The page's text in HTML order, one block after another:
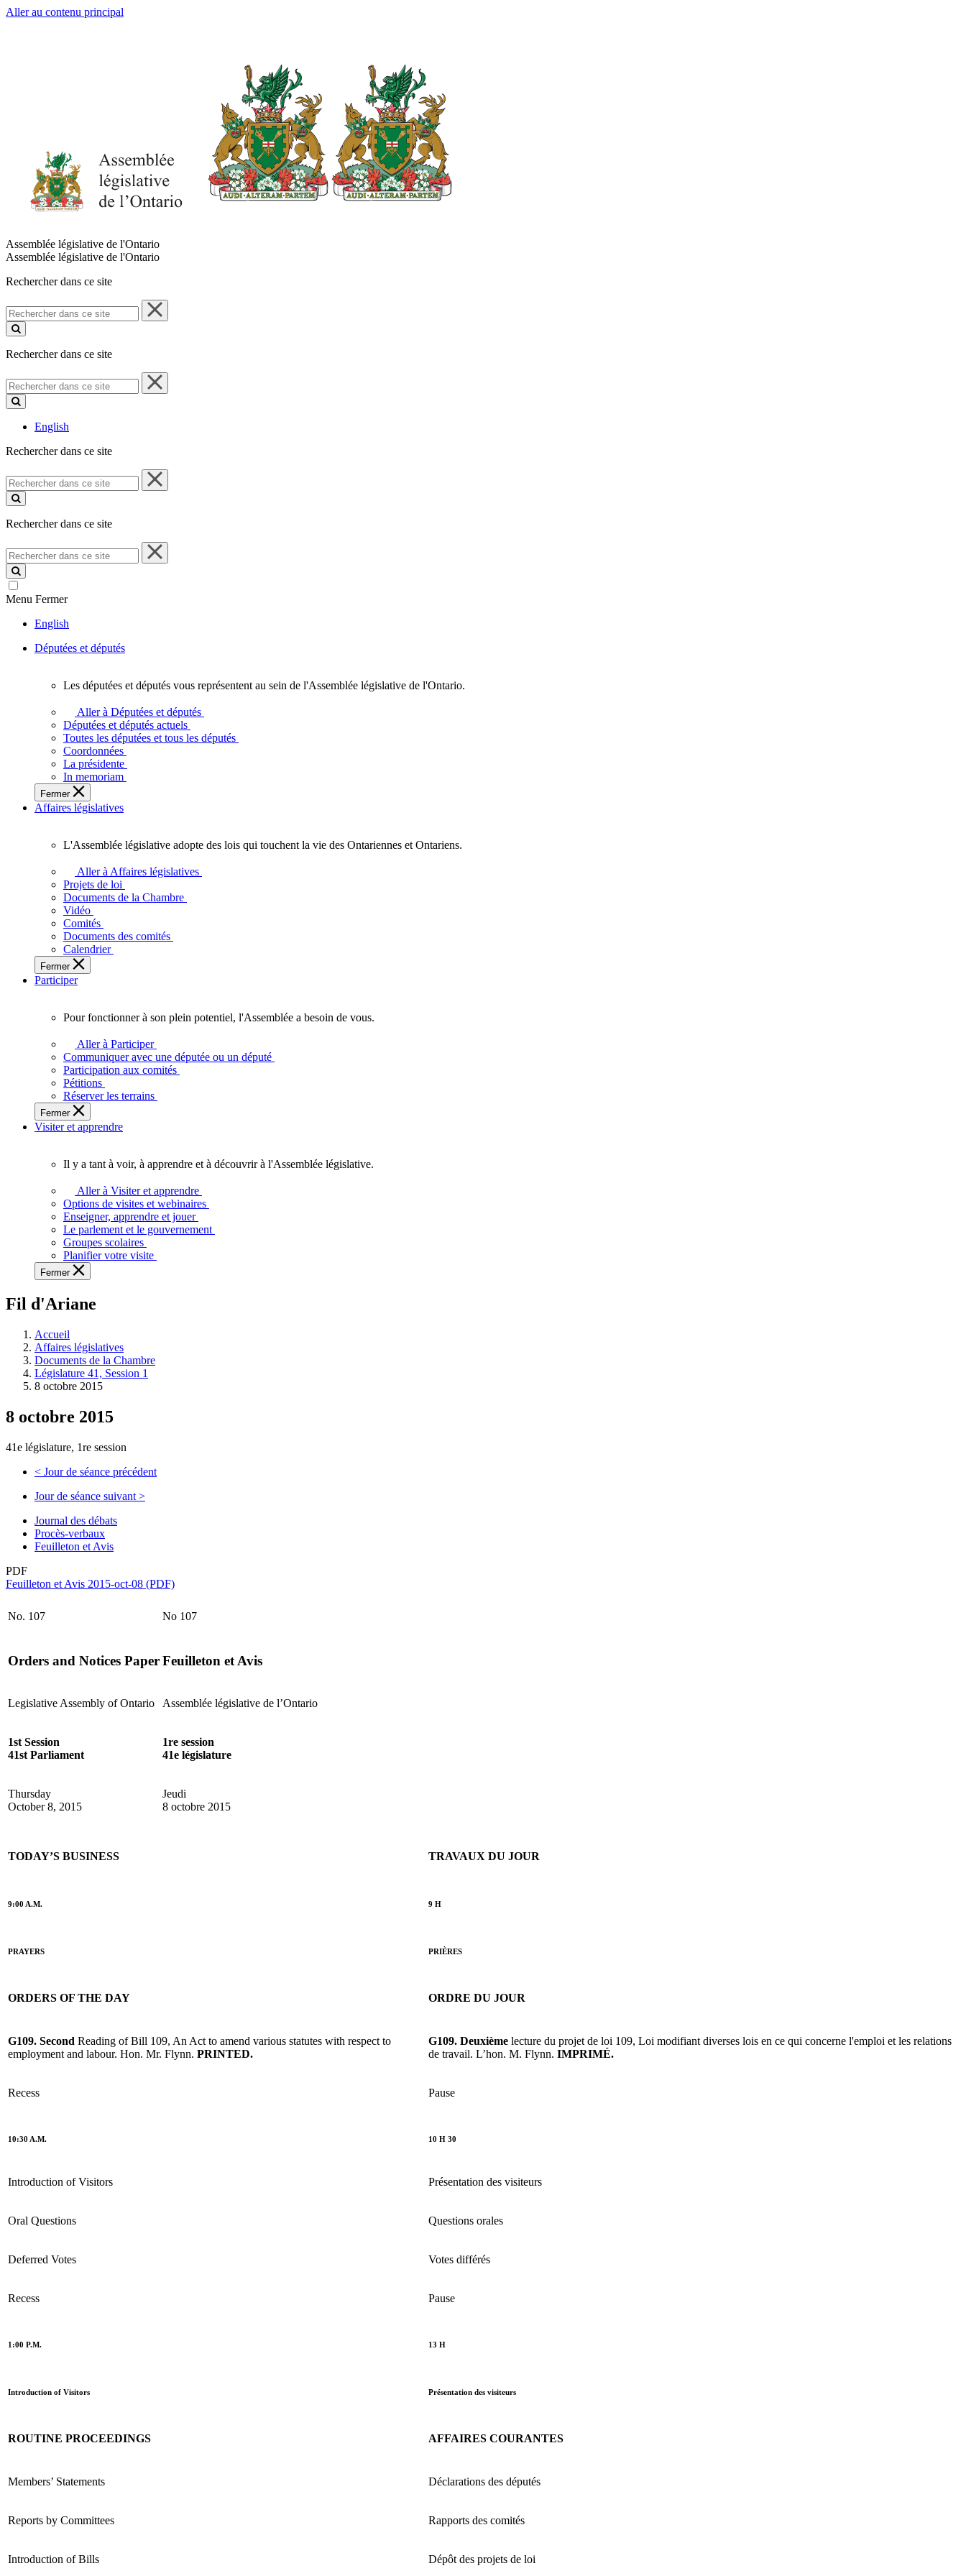
Aller au contenu principal
Assemblée législative de l'Ontario
Assemblée législative de l'Ontario
Rechercher dans ce site
Rechercher
dans
ce
Rechercher dans ce site
Rechercher
dans
ce
English
Rechercher dans ce site
Rechercher
dans
ce
Rechercher dans ce site
Rechercher
dans
ce
site
Menu Fermer
English
Députées et députés
députées
députés
vous
représentent
sein
de
l'Assemblée
l'Ontario.
Les députées et députés vous représentent au sein de l'Assemblée législative de l'Ontario.
Aller à Députées et députés
Députées et députés actuels
Toutes les députées et tous les députés
Coordonnées
La présidente
In memoriam
Fermer
Affaires législatives
législative
adopte
touchent
vie
des
Ontariennes
Ontariens.
L'Assemblée législative adopte des lois qui touchent la vie des Ontariennes et Ontariens.
Aller à Affaires législatives
Projets de loi
Documents de la Chambre
Vidéo
Comités
Documents des comités
Calendrier
Fermer
Participer
fonctionner
plein
potentiel,
l'Assemblée
a
besoin
Pour fonctionner à son plein potentiel, l'Assemblée a besoin de vous.
Aller à Participer
Communiquer avec une députée ou un député
Participation aux comités
Pétitions
Réserver les terrains
Fermer
Visiter et apprendre
voir,
apprendre
et
découvrir
l'Assemblée
législative.
Il y a tant à voir, à apprendre et à découvrir à l'Assemblée législative.
Aller à Visiter et apprendre
Options de visites et webinaires
Enseigner, apprendre et jouer
Le parlement et le gouvernement
Groupes scolaires
Planifier votre visite
Fermer
Fil d'Ariane
Accueil
Affaires législatives
Documents de la Chambre
Législature 41, Session 1
8 octobre 2015
8 octobre 2015
41e législature, 1re session
< Jour de séance précédent
Jour de séance suivant >
Journal des débats
Procès-verbaux
Feuilleton et Avis
PDF
Feuilleton et Avis 2015-oct-08 (PDF)
No. 107 No 107
Orders and Notices PaperFeuilleton et Avis
Legislative Assembly of Ontario Assemblée législative de l’Ontario
1st Session
41st Parliament
1re session
41e législature
Thursday
October 8, 2015
Jeudi
8 octobre 2015
TODAY’S BUSINESS TRAVAUX DU JOUR
9:00 A.M. 9 H
PRAYERS PRIÈRES
ORDERS OF THE DAY ORDRE DU JOUR
G109. Second Reading of Bill 109, An Act to amend various statutes with respect to
employment and labour. Hon. Mr. Flynn. PRINTED.
G109. Deuxième lecture du projet de loi 109, Loi modifiant diverses lois en ce qui concerne l'emploi et les relations
de travail. L’hon. M. Flynn. IMPRIMÉ.
Recess Pause
10:30 A.M. 10 H 30
Introduction of Visitors Présentation des visiteurs
Oral Questions Questions orales
Deferred Votes Votes différés
Recess Pause
1:00 P.M. 13 H
Introduction of Visitors Présentation des visiteurs
ROUTINE PROCEEDINGS AFFAIRES COURANTES
Members’ Statements Déclarations des députés
Reports by Committees Rapports des comités
Introduction of Bills Dépôt des projets de loi